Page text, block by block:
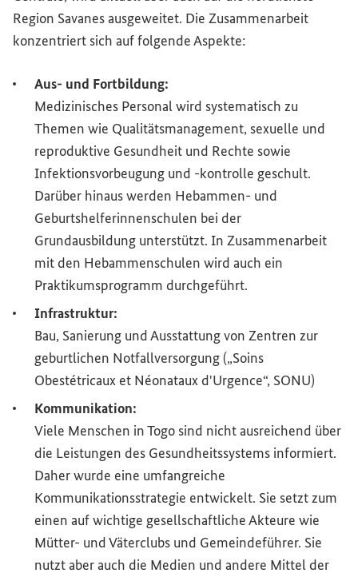
Region Savanes ausgeweitet. Die Zusammenarbeit
konzentriert sich auf folgende Aspekte:
Aus- und Fortbildung:
Medizinisches Personal wird systematisch zu
Themen wie Qualitätsmanagement, sexuelle und
reproduktive Gesundheit und Rechte sowie
Infektionsvorbeugung und -kontrolle geschult.
Darüber hinaus werden Hebammen- und
Geburtshelferinnenschulen bei der
Grundausbildung unterstützt. In Zusammenarbeit
mit den Hebammenschulen wird auch ein
Praktikumsprogramm durchgeführt.
Infrastruktur:
Bau, Sanierung und Ausstattung von Zentren zur
geburtlichen Notfallversorgung („Soins
Obestétricaux et Néonataux d'Urgence“, SONU)
Kommunikation:
Viele Menschen in Togo sind nicht ausreichend über
die Leistungen des Gesundheitssystems informiert.
Daher wurde eine umfangreiche
Kommunikationsstrategie entwickelt. Sie setzt zum
einen auf wichtige gesellschaftliche Akteure wie
Mütter- und Väterclubs und Gemeindeführer. Sie
nutzt aber auch die Medien und andere Mittel der